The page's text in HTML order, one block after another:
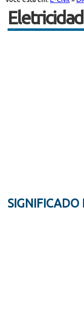
SIGNIFICADO